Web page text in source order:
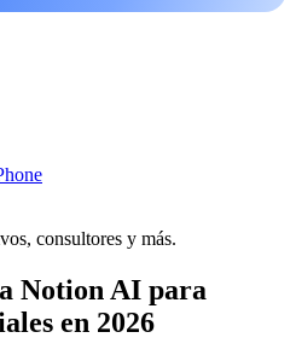
consultores y más.
Notion AI para
en 2026